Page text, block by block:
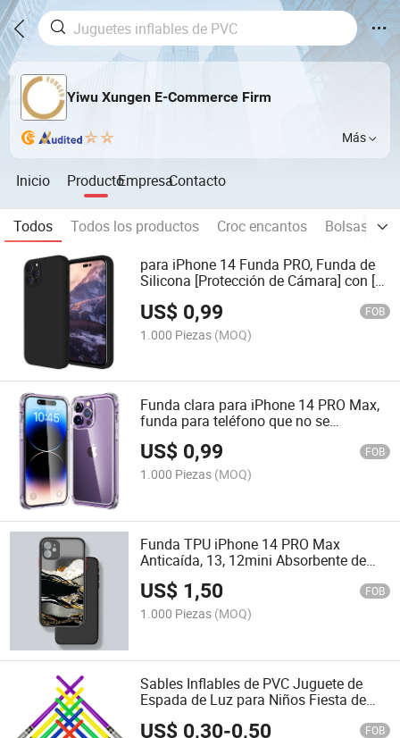
Yiwu Xungen E-Commerce Firm
Más
Inicio ProductoEmpresaContacto
Todos Todos los productos Croc encantos Bolsas
para iPhone 14 Funda PRO, Funda de
Silicona [Protección de Cámara] con [2
Microfibra Suave Antirayaduras por
Dentro, 6.1 Pulgadas, Negro
US$ 0,99 FOB
1.000 Piezas (MOQ)
Funda clara para iPhone 14 PRO Max,
funda para teléfono que no se
amarillenta para iPhone 14 PRO Max
clara con cubierta delgada y
parachoques a prueba de golpes
US$ 0,99 FOB
1.000 Piezas (MOQ)
Funda TPU iPhone 14 PRO Max
Anticaída, 13, 12mini Absorbente de
Choques
US$ 1,50 FOB
1.000 Piezas (MOQ)
Sables Inflables de PVC Juguete de
Espada de Luz para Niños Fiesta de
US$ 0,30-0,50 FOB